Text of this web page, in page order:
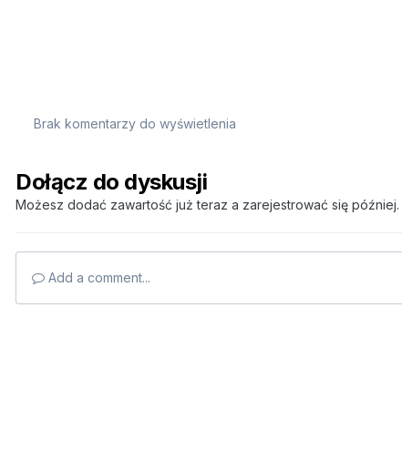
Brak komentarzy do wyświetlenia
Dołącz do dyskusji
Możesz dodać zawartość już teraz a zarejestrować się
Add a comment...